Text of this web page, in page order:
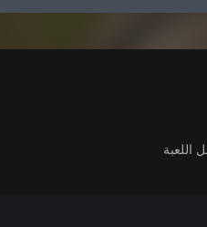
اللعبة